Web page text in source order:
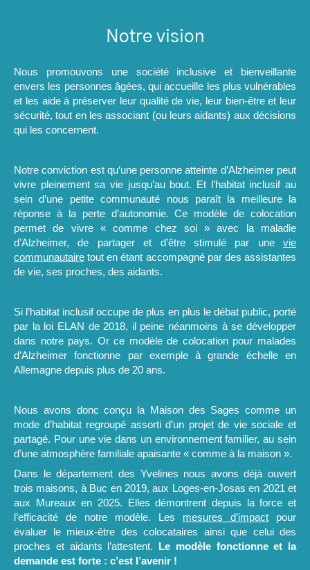
Notre vision
Nous promouvons une société inclusive et bienveillante
envers les personnes âgées, qui accueille les plus vulnérables
et les aide à préserver leur qualité de vie, leur bien-être et leur
sécurité, tout en les associant (ou leurs aidants) aux décisions
qui les concernent.
Notre conviction est qu’une personne atteinte d’Alzheimer peut
vivre pleinement sa vie jusqu’au bout. Et l’habitat inclusif au
sein d’une petite communauté nous paraît la meilleure la
réponse à la perte d’autonomie. Ce modèle de colocation
permet de vivre « comme chez soi » avec la maladie
d’Alzheimer, de partager et d’être stimulé par une vie
communautaire tout en étant accompagné par des assistantes
de vie, ses proches, des aidants.
Si l’habitat inclusif occupe de plus en plus le débat public, porté
par la loi ELAN de 2018, il peine néanmoins à se développer
dans notre pays. Or ce modèle de colocation pour malades
d’Alzheimer fonctionne par exemple à grande échelle en
Allemagne depuis plus de 20 ans.
Nous avons donc conçu la Maison des Sages comme un
mode d’habitat regroupé assorti d’un projet de vie sociale et
partagé. Pour une vie dans un environnement familier, au sein
d’une atmosphère familiale apaisante « comme à la maison ».
Dans le département des Yvelines nous avons déjà ouvert
trois maisons, à Buc en 2019, aux Loges-en-Josas en 2021 et
aux Mureaux en 2025. Elles démontrent depuis la force et
l’efficacité de notre modèle. Les mesures d’impact pour
évaluer le mieux-être des colocataires ainsi que celui des
proches et aidants l’attestent. Le modèle fonctionne et la
demande est forte : c’est l’avenir !